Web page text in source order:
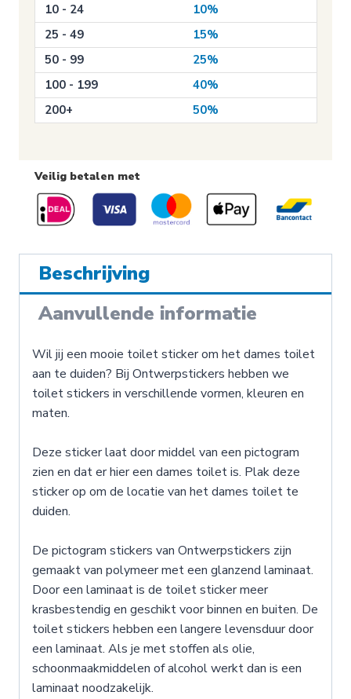
aantal
10 - 24
10%
25 - 49
15%
50 - 99
25%
100 - 199
40%
200+
50%
Veilig betalen met
Beschrijving
Aanvullende informatie
Wil jij een mooie toilet sticker om het dames toilet
aan te duiden? Bij Ontwerpstickers hebben we
toilet stickers in verschillende vormen, kleuren en
maten.
Deze sticker laat door middel van een pictogram
zien en dat er hier een dames toilet is. Plak deze
sticker op om de locatie van het dames toilet te
duiden.
De pictogram stickers van Ontwerpstickers zijn
gemaakt van polymeer met een glanzend laminaat.
Door een laminaat is de toilet sticker meer
krasbestendig en geschikt voor binnen en buiten. De
toilet stickers hebben een langere levensduur door
een laminaat. Als je met stoffen als olie,
schoonmaakmiddelen of alcohol werkt dan is een
laminaat noodzakelijk.